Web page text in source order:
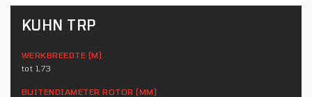
KUHN TRP
WERKBREEDTE (M)
tot 1,73
BUITENDIAMETER ROTOR (MM)